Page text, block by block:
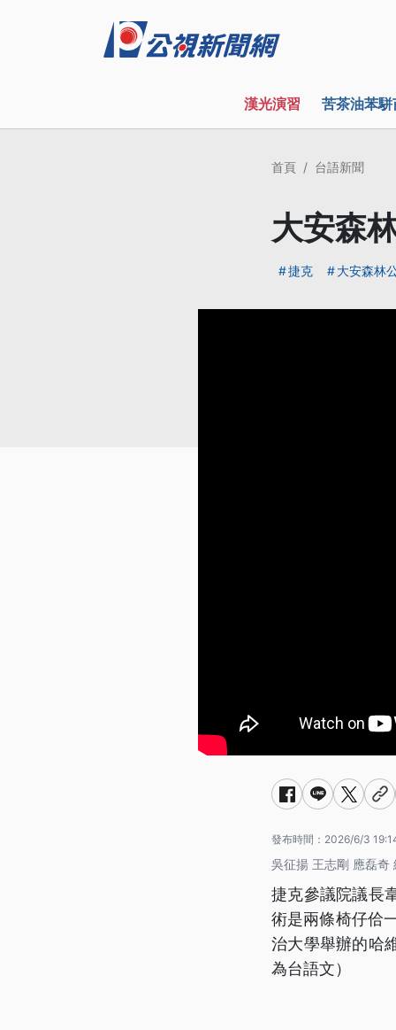
漢光演習 苦茶油苯
首頁 台語新聞
大安森
捷克 大安森林
發布時間： 2026/6/3
吳征揚 王志剛 應磊奇
捷克參議院議長
術是兩條椅仔佮
治大學舉辦的哈
為台語文）